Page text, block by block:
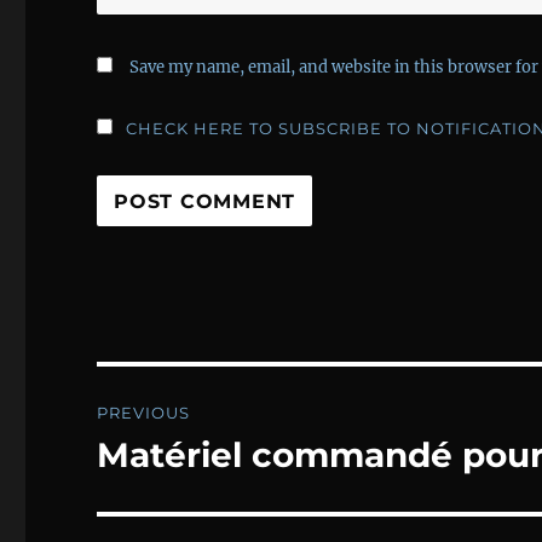
Save my name, email, and website in this browser
CHECK HERE TO SUBSCRIBE TO
navigation
PREVIOUS
Previous
Matériel commandé